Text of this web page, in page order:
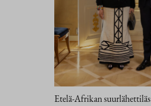
Etelä-Afrikan